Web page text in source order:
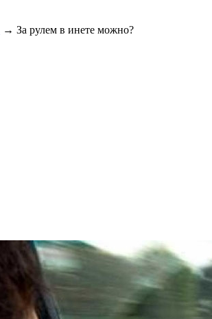
→ За рулем в инете можно?